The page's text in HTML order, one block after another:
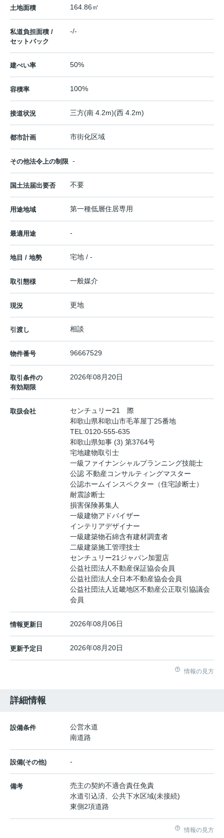
土地面積 164.86㎡
私道負担面積 /
セットバック
-/-
建ぺい率 50%
容積率 100%
接道状況 三方(南 4.2m)(西 4.2m)
都市計画 市街化区域
その他法令上の制限 -
国土法届出要否 不要
用途地域 第一種低層住居専用
最適用途 -
地目 / 地勢 宅地 / -
取引態様 一般媒介
現況 更地
引渡し 相談
物件番号 96667529
取引条件の
有効期限
2026年08月20日
取扱会社
センチュリー21 際
和歌山県和歌山市毛革屋丁25番地
TEL:0120-555-635
和歌山県知事 (3) 第3764号
宅地建物取引士
一級ファイナンシャルプランニング技能士
公認 不動産コンサルティングマスター
公認ホームインスペクター（住宅診断士）
耐震診断士
損害保険募集人
一級建物アドバイザー
インテリアデザイナー
一級建築物石綿含有建材調査者
二級建築施工管理技士
センチュリー21ジャパン加盟店
公益社団法人不動産保証協会会員
公益社団法人全日本不動産協会会員
公益社団法人近畿地区不動産公正取引協議会
会員
情報更新日 2026年08月06日
更新予定日 2026年08月20日
情報の見方
詳細情報
設備条件
公営水道
南道路
設備(その他) -
備考
売主の契約不適合責任免責
水道引込済、公共下水区域(未接続)
東側2項道路
情報の見方